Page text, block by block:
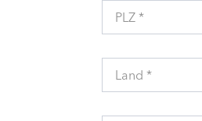
PLZ *
Land *